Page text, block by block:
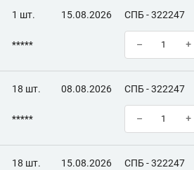
1 шт. 15.08.2026 СПБ - 322247
***** – +
18 шт. 08.08.2026 СПБ - 322247
***** – +
18 шт. 15.08.2026 СПБ - 322247